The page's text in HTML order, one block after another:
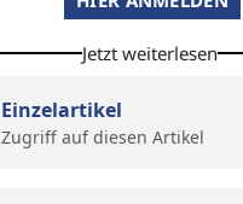
Jetzt weiterlesen
Einzelartikel
Zugriff auf diesen Artikel